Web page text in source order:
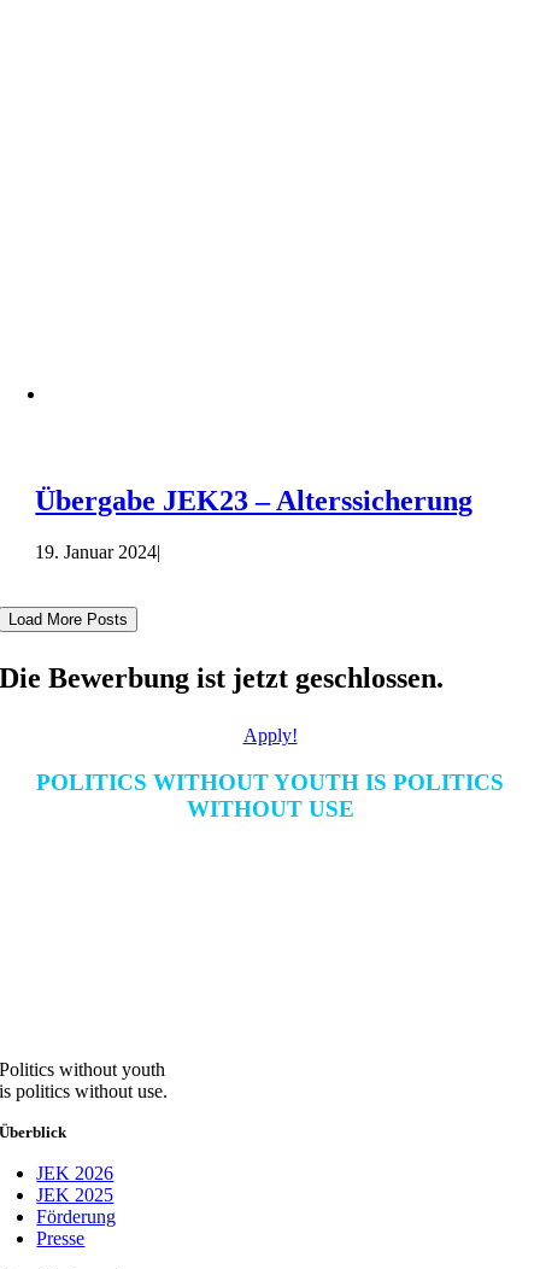
Übergabe JEK23 – Alterssicherung
19. Januar 2024|
Load More Posts
Die Bewerbung ist jetzt geschlossen.
Apply!
POLITICS WITHOUT YOUTH IS POLITICS
WITHOUT USE
Politics without youth
is politics without use.
Überblick
JEK 2026
JEK 2025
Förderung
Presse